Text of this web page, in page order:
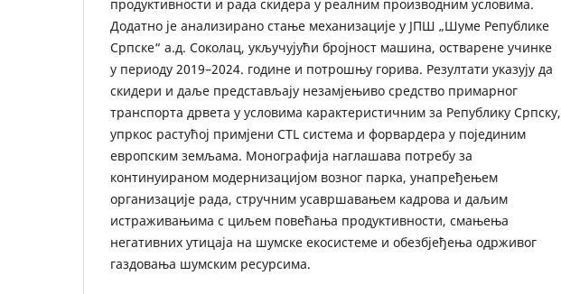
продуктивности и рада скидера у реалним производним условима.
Додатно је анализирано стање механизације у ЈПШ „Шуме Републике
Српске“ а.д. Соколац, укључујући бројност машина, остварене учинке
у периоду 2019–2024. године и потрошњу горива. Резултати указују да
скидери и даље представљају незамјењиво средство примарног
транспорта дрвета у условима карактеристичним за Републику Српску,
упркос растућој примјени CTL система и форвардера у појединим
европским земљама. Монографија наглашава потребу за
континуираном модернизацијом возног парка, унапређењем
организације рада, стручним усавршавањем кадрова и даљим
истраживањима с циљем повећања продуктивности, смањења
негативних утицаја на шумске екосистеме и обезбјеђења одрживог
газдовања шумским ресурсима.